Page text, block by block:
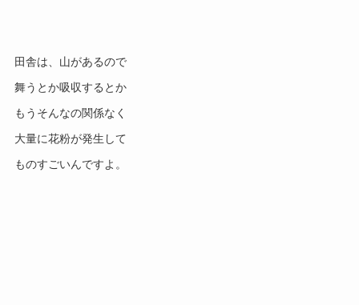
田舎は、山があるので
舞うとか吸収するとか
もうそんなの関係なく
大量に花粉が発生して
ものすごいんですよ。